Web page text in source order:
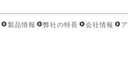
製品情報 弊社の特長 会社情報